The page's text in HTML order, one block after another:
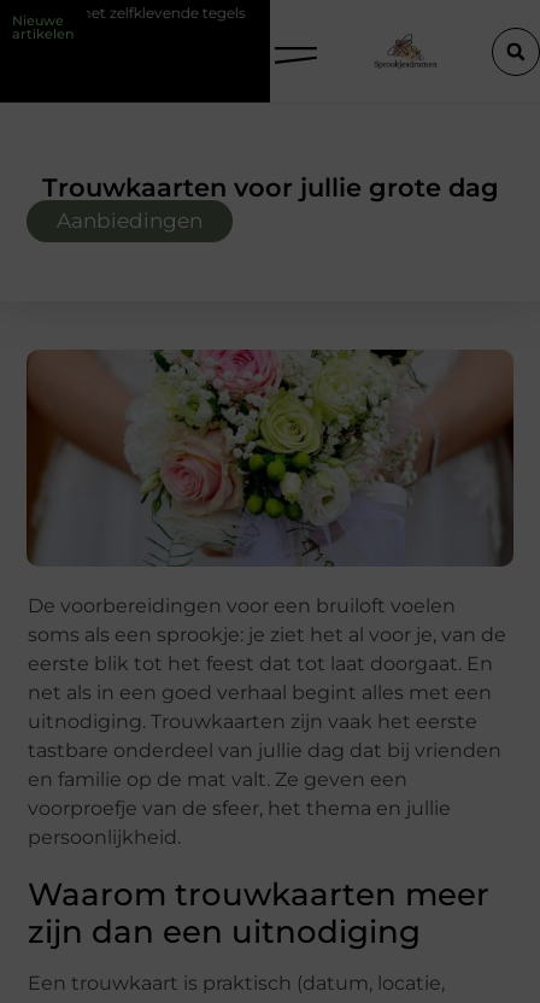
Nieuwe
artikelen
tegels Mythen en realiteiten van een barber opleiding
Trouwkaarten voor jullie grote dag
Aanbiedingen
De voorbereidingen voor een bruiloft voelen
soms als een sprookje: je ziet het al voor je, van de
eerste blik tot het feest dat tot laat doorgaat. En
net als in een goed verhaal begint alles met een
uitnodiging. Trouwkaarten zijn vaak het eerste
tastbare onderdeel van jullie dag dat bij vrienden
en familie op de mat valt. Ze geven een
voorproefje van de sfeer, het thema en jullie
persoonlijkheid.
Waarom trouwkaarten meer
zijn dan een uitnodiging
Een trouwkaart is praktisch (datum, locatie,